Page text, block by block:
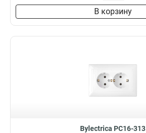
В корзину
Bylectrica РС16-313